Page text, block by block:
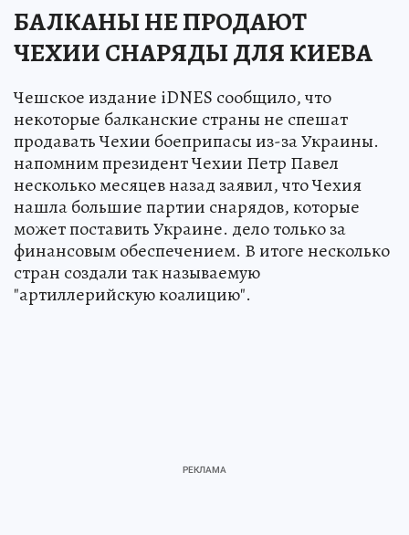
БАЛКАНЫ НЕ ПРОДАЮТ
ЧЕХИИ СНАРЯДЫ ДЛЯ КИЕВА
Чешское издание iDNES сообщило, что
некоторые балканские страны не спешат
продавать Чехии боеприпасы из-за Украины.
напомним президент Чехии Петр Павел
несколько месяцев назад заявил, что Чехия
нашла большие партии снарядов, которые
может поставить Украине. дело только за
финансовым обеспечением. В итоге несколько
стран создали так называемую
"артиллерийскую коалицию".